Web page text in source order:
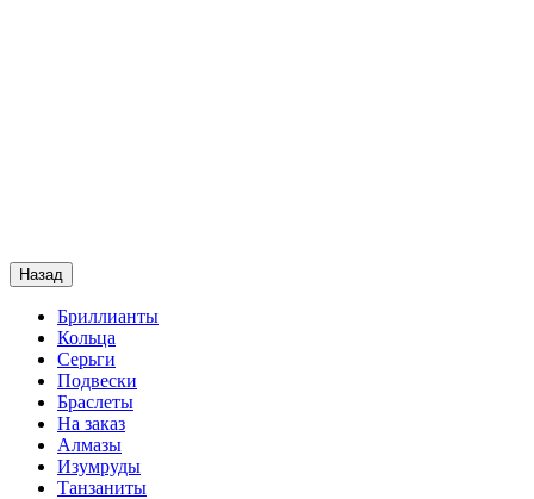
Назад
Бриллианты
Кольца
Серьги
Подвески
Браслеты
На заказ
Алмазы
Изумруды
Танзаниты